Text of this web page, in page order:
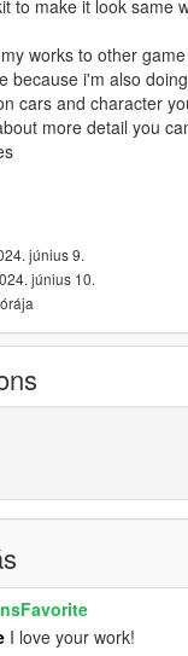
to make it look same
works to other
because i'm also
cars and character
more detail you
június 9.
június 10.
I love your work!